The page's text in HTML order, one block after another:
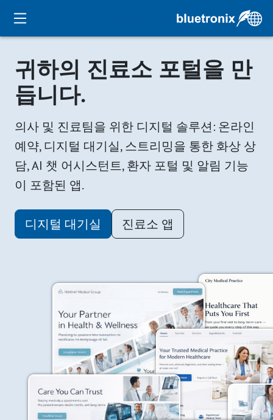
귀하의 진료소 포털을 만
듭니다.
의사 및 진료팀을 위한 디지털 솔루션: 온라인
예약, 디지털 대기실, 스트리밍을 통한 화상 상
담, AI 챗 어시스턴트, 환자 포털 및 알림 기능
이 포함된 앱.
디지털 대기실 진료소 앱